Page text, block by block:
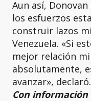
Aun así,
los esfuerzos
construir lazos
Venezuela. «Si
mejor relación
absolutamente,
avanzar», declaró.
Con información